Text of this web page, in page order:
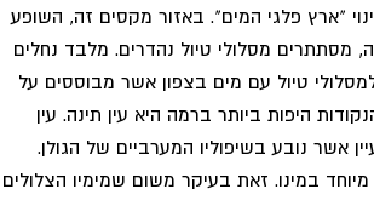
"ארץ פלגי המים". באזור מקסים זה, השופע
מסתתרים מסלולי טיול נהדרים. מלבד נחלים
טיול עם מים בצפון אשר מבוססים על
היפות ביותר ברמה היא עין תינה. עין
אשר נובע בשיפוליו המערביים של הגולן.
במינו. זאת בעיקר משום שמימיו הצלולים